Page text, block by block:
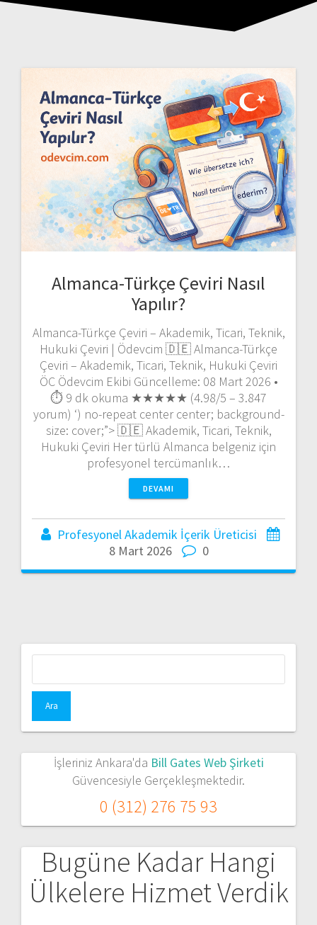
Almanca-Türkçe Çeviri Nasıl
Yapılır?
Almanca-Türkçe Çeviri – Akademik, Ticari, Teknik,
Hukuki Çeviri | Ödevcim 🇩🇪 Almanca-Türkçe
Çeviri – Akademik, Ticari, Teknik, Hukuki Çeviri
ÖC Ödevcim Ekibi Güncelleme: 08 Mart 2026 •
⏱️ 9 dk okuma ★★★★★ (4.98/5 – 3.847
yorum) ‘) no-repeat center center; background-
size: cover;”> 🇩🇪 Akademik, Ticari, Teknik,
Hukuki Çeviri Her türlü Almanca belgeniz için
profesyonel tercümanlık…
DEVAMI
Profesyonel Akademik İçerik Üreticisi
8 Mart 2026
0
İşleriniz Ankara'da Bill Gates Web Şirketi
Güvencesiyle Gerçekleşmektedir.
0 (312) 276 75 93
Bugüne Kadar Hangi
Ülkelere Hizmet Verdik